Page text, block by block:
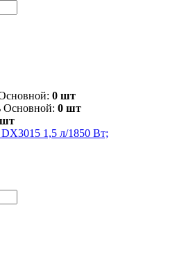
0 шт
Основной: 0 шт
1,5 л/1850 Вт;